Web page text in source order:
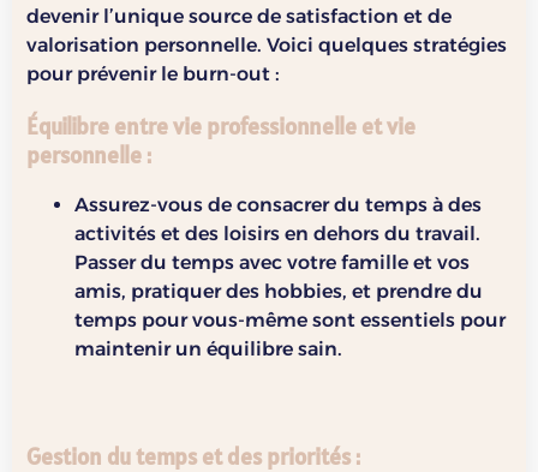
devenir l’unique source de satisfaction et de
valorisation personnelle. Voici quelques stratégies
pour prévenir le burn-out :
Équilibre entre vie professionnelle et vie
personnelle :
Assurez-vous de consacrer du temps à des
activités et des loisirs en dehors du travail.
Passer du temps avec votre famille et vos
amis, pratiquer des hobbies, et prendre du
temps pour vous-même sont essentiels pour
maintenir un équilibre sain.
Gestion du temps et des priorités :